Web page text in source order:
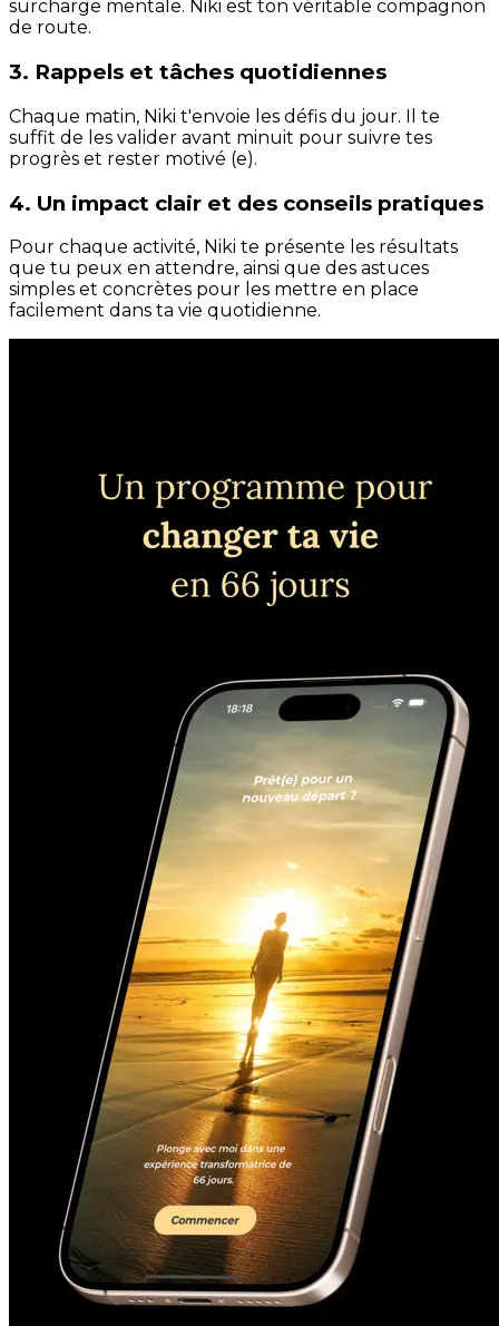
surcharge mentale. Niki est ton véritable compagnon
de route.
3. Rappels et tâches quotidiennes
Chaque matin, Niki t'envoie les défis du jour. Il te
suffit de les valider avant minuit pour suivre tes
progrès et rester motivé (e).
4. Un impact clair et des conseils pratiques
Pour chaque activité, Niki te présente les résultats
que tu peux en attendre, ainsi que des astuces
simples et concrètes pour les mettre en place
facilement dans ta vie quotidienne.